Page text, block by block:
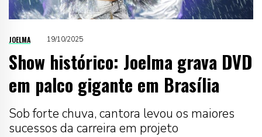
JOELMA 19/10/2025
Show histórico: Joelma grava DVD
em palco gigante em Brasília
Sob forte chuva, cantora levou os maiores
sucessos da carreira em projeto